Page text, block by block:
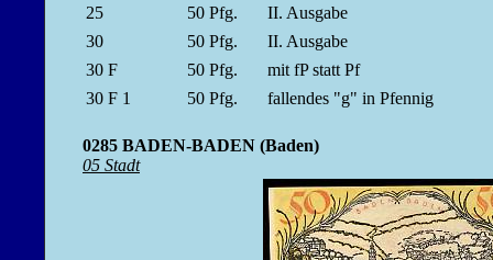
25 50 Pfg.
II. Ausgabe
30
50 Pfg.
II. Ausgabe
30 F
50 Pfg.
mit fP statt Pf
30 F 1
50 Pfg. fallendes "g" in Pfennig
0285 BADEN-BADEN (Baden)
05 Stadt